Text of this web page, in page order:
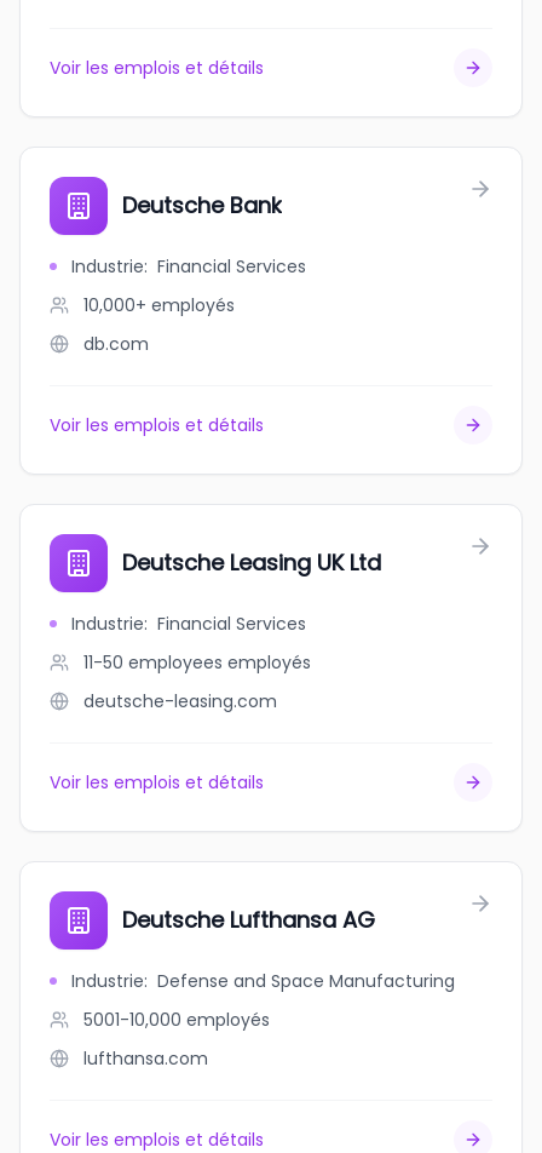
Voir les emplois et détails
Deutsche Bank
Industrie: Financial Services
10,000+ employés
db.com
Voir les emplois et détails
Deutsche Leasing UK Ltd
Industrie: Financial Services
11-50 employees employés
deutsche-leasing.com
Voir les emplois et détails
Deutsche Lufthansa AG
Industrie: Defense and Space Manufacturing
5001-10,000 employés
lufthansa.com
Voir les emplois et détails